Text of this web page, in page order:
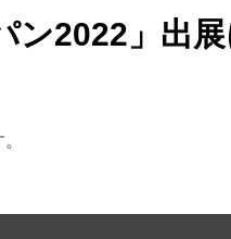
ン2022」出